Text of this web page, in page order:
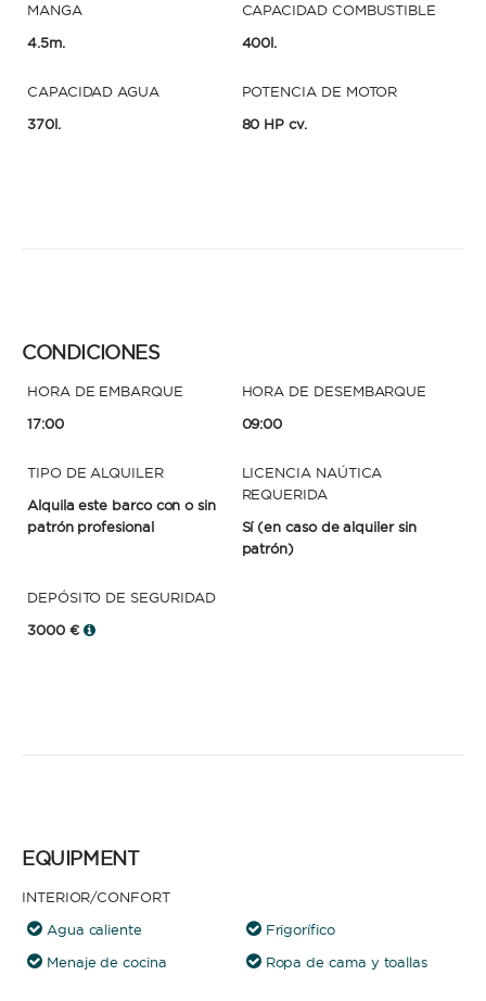
MANGA
4.5m.
CAPACIDAD COMBUSTIBLE
400l.
CAPACIDAD AGUA
370l.
POTENCIA DE MOTOR
80 HP cv.
CONDICIONES
HORA DE EMBARQUE
17:00
HORA DE DESEMBARQUE
09:00
TIPO DE ALQUILER
Alquila este barco con o sin
patrón profesional
LICENCIA NAÚTICA
REQUERIDA
Sí (en caso de alquiler sin
patrón)
DEPÓSITO DE SEGURIDAD
3000 €
EQUIPMENT
INTERIOR/CONFORT
Agua caliente
Frigorífico
Menaje de cocina
Ropa de cama y toallas